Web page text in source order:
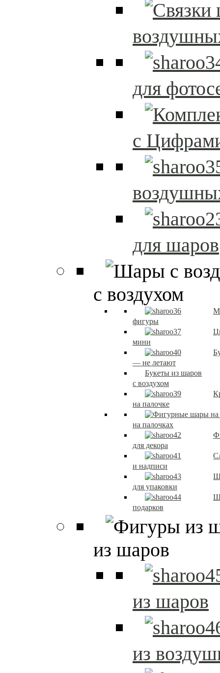
для
с
для шаров
с воздухом
фигуры
мини
— не летают
Букеты из шаров
с воздухом
на палочке
на палочках
для декора
и надписи
для упаковки
подарков
из шаров
из шаров
из